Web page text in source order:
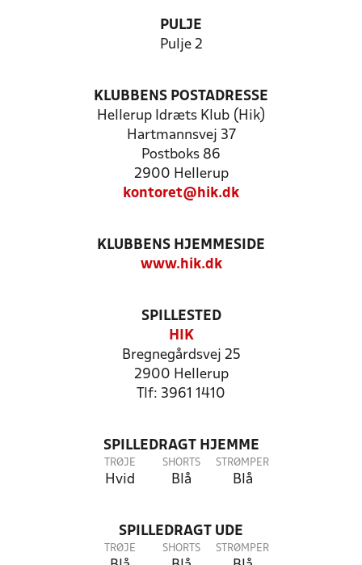
PULJE
Pulje 2
KLUBBENS POSTADRESSE
Hellerup Idræts Klub (Hik)
Hartmannsvej 37
Postboks 86
2900 Hellerup
kontoret@hik.dk
KLUBBENS HJEMMESIDE
www.hik.dk
SPILLESTED
HIK
Bregnegårdsvej 25
2900 Hellerup
Tlf: 3961 1410
SPILLEDRAGT HJEMME
TRØJE
Hvid
SHORTS
Blå
STRØMPER
Blå
SPILLEDRAGT UDE
TRØJE SHORTS STRØMPER